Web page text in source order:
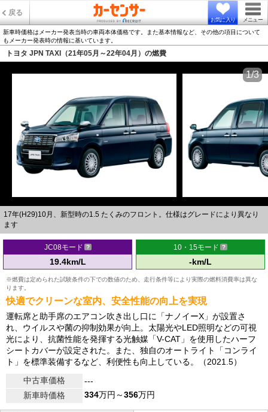
戻る
お気に入り メニュー
新車時価格はメーカー発表当時の車両本体価格です。また基本情報など、その他の項目について
もメーカー発表時の情報に基いています。
トヨタ JPN TAXI（21年05月～22年04月）の燃費
17年(H29)10月、新型時の1.5 たくみのフロント。仕様はグレードにより異なり
ます
1/3
JC08モード
19.4km/L
10・15モード
-km/L
※燃費は定められた試験条件の下での数値のため、走行条件等により実際の燃料消費率は異な
ります。
快適でクリーンな室内、安全性能の向上を実現
運転席と助手席のエアコン吹き出し口に「ナノイーX」が設置さ
れ、ウイルスや菌の抑制効果が向上。太陽光やLED照明などの可視
光により、抗菌性能を発揮する光触媒「V-CAT」を使用したハーフ
シートカバーが設定された。また、独自のオートライト「コンライ
ト」を標準装備するなど、利便性も向上している。（2021.5）
中古車価格
---
新車時価格
334万円～356万円